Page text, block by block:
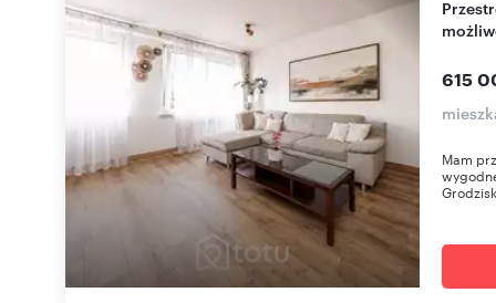
Przestronne 3-pokojowe mieszkanie z
615
Mam